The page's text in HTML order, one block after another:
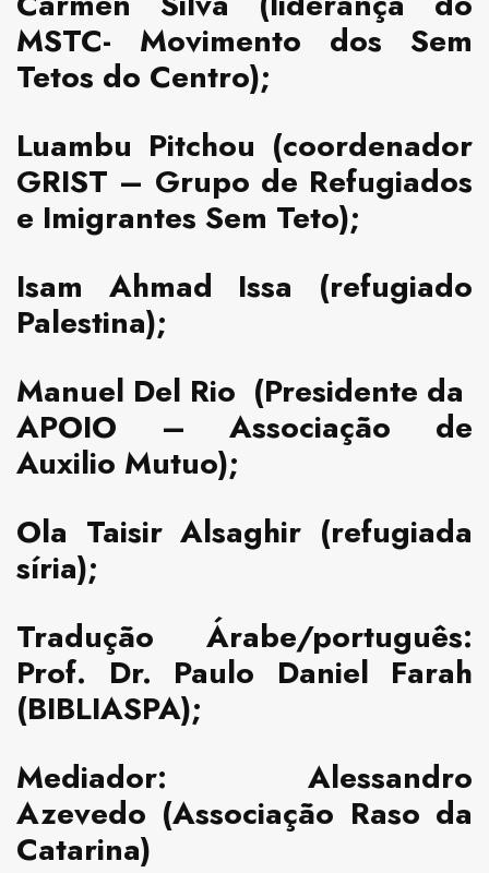
MSTC- Movimento dos Sem
Tetos do Centro);
Luambu Pitchou (coordenador
GRIST – Grupo de Refugiados
e Imigrantes Sem Teto);
Isam Ahmad Issa (refugiado
Palestina);
Manuel Del Rio (Presidente da
APOIO – Associação de
Auxilio Mutuo);
Ola Taisir Alsaghir (refugiada
síria);
Tradução Árabe/português:
Prof. Dr. Paulo Daniel Farah
(BIBLIASPA);
Mediador: Alessandro
Azevedo (Associação Raso da
Catarina)